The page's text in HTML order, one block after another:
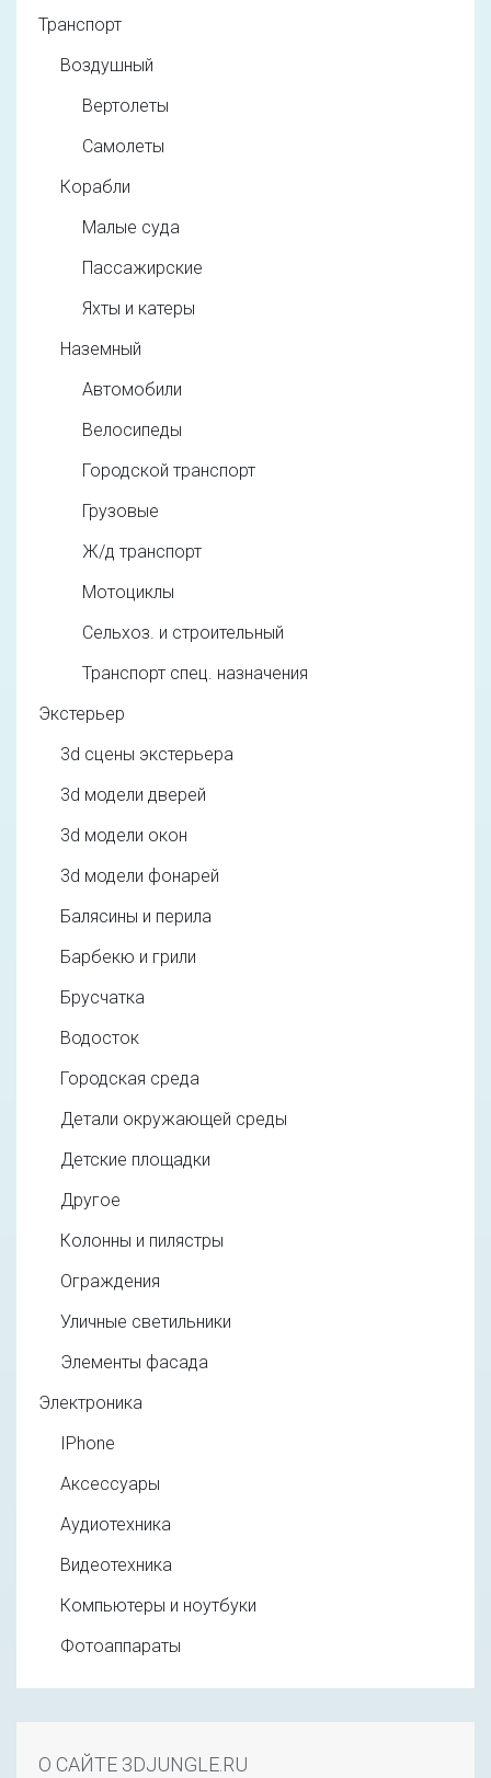
Транспорт
Воздушный
Вертолеты
Самолеты
Корабли
Малые суда
Пассажирские
Яхты и катеры
Наземный
Автомобили
Велосипеды
Городской транспорт
Грузовые
Ж/д транспорт
Мотоциклы
Сельхоз. и строительный
Транспорт спец. назначения
Экстерьер
3d cцены экстерьера
3d модели дверей
3d модели окон
3d модели фонарей
Балясины и перила
Барбекю и грили
Брусчатка
Водосток
Городская среда
Детали окружающей среды
Детские площадки
Другое
Колонны и пилястры
Ограждения
Уличные светильники
Элементы фасада
Электроника
IPhone
Аксессуары
Аудиотехника
Видеотехника
Компьютеры и ноутбуки
Фотоаппараты
О САЙТЕ 3DJUNGLE.RU